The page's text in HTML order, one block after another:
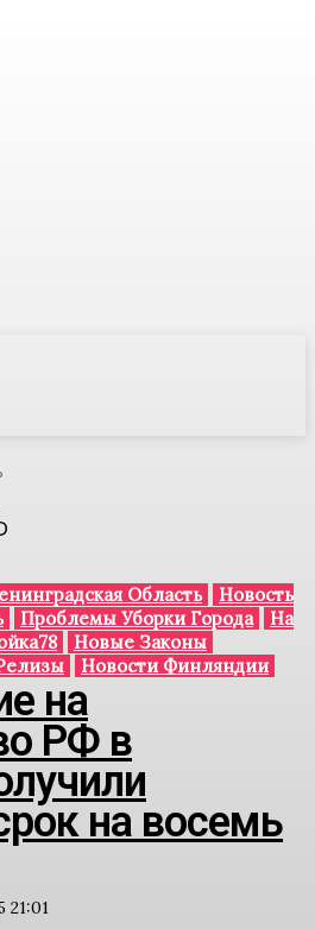
Область
Новость
Проблемы Уборки Города
На
Новые Законы
Новости Финляндии
на
РФ в
на восемь
21:01